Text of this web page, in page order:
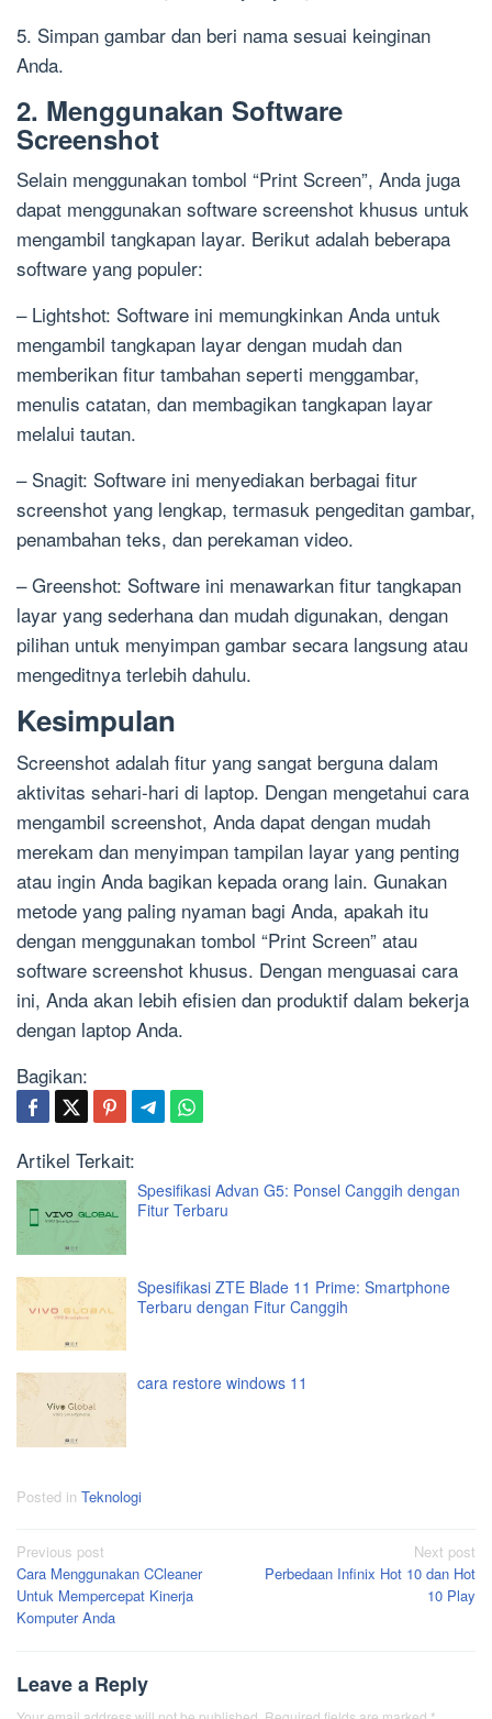
5. Simpan gambar dan beri nama sesuai keinginan
Anda.
2. Menggunakan Software
Screenshot
Selain menggunakan tombol “Print Screen”, Anda juga
dapat menggunakan software screenshot khusus untuk
mengambil tangkapan layar. Berikut adalah beberapa
software yang populer:
– Lightshot: Software ini memungkinkan Anda untuk
mengambil tangkapan layar dengan mudah dan
memberikan fitur tambahan seperti menggambar,
menulis catatan, dan membagikan tangkapan layar
melalui tautan.
– Snagit: Software ini menyediakan berbagai fitur
screenshot yang lengkap, termasuk pengeditan gambar,
penambahan teks, dan perekaman video.
– Greenshot: Software ini menawarkan fitur tangkapan
layar yang sederhana dan mudah digunakan, dengan
pilihan untuk menyimpan gambar secara langsung atau
mengeditnya terlebih dahulu.
Kesimpulan
Screenshot adalah fitur yang sangat berguna dalam
aktivitas sehari-hari di laptop. Dengan mengetahui cara
mengambil screenshot, Anda dapat dengan mudah
merekam dan menyimpan tampilan layar yang penting
atau ingin Anda bagikan kepada orang lain. Gunakan
metode yang paling nyaman bagi Anda, apakah itu
dengan menggunakan tombol “Print Screen” atau
software screenshot khusus. Dengan menguasai cara
ini, Anda akan lebih efisien dan produktif dalam bekerja
dengan laptop Anda.
Bagikan:
Artikel Terkait:
Spesifikasi Advan G5: Ponsel Canggih dengan
Fitur Terbaru
Spesifikasi ZTE Blade 11 Prime: Smartphone
Terbaru dengan Fitur Canggih
cara restore windows 11
Posted in Teknologi
Post
navigation
Previous post
Cara Menggunakan CCleaner
Untuk Mempercepat Kinerja
Komputer Anda
Next post
Perbedaan Infinix Hot 10 dan Hot
10 Play
Leave a Reply